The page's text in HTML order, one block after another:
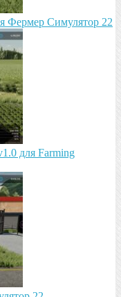
Фермер Симулятор 22
для Farming